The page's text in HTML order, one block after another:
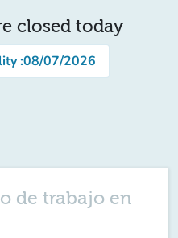
closed today
:08/07/2026
de trabajo en